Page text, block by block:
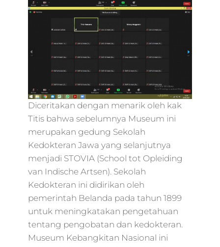
Diceritakan dengan menarik oleh kak
Titis bahwa sebelumnya Museum ini
merupakan gedung Sekolah
Kedokteran Jawa yang selanjutnya
menjadi STOVIA (School tot Opleiding
van Indische Artsen). Sekolah
Kedokteran ini didirikan oleh
pemerintah Belanda pada tahun 1899
untuk meningkatakan pengetahuan
tentang pengobatan dan kedokteran.
Museum Kebangkitan Nasional ini